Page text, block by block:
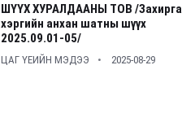
ШҮҮХ ХУРАЛДААНЫ ТОВ /
хэргийн анхан шатны шүүх
2025.09.01-05/
ЦАГ ҮЕИЙН МЭДЭЭ 2025-08-29